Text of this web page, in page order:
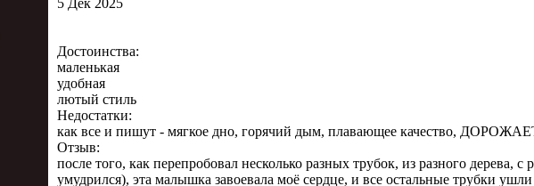
Достоинства:
маленькая
удобная
лютый стиль
Недостатки:
как все и пишут - мягкое дно, горячий дым, плавающее качество,
Отзыв:
после того, как перепробовал несколько разных трубок, из разного дерева,
умудрился), эта малышка завоевала моё сердце, и все остальные трубки